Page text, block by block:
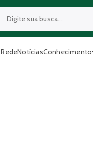
NotíciasConhecimento